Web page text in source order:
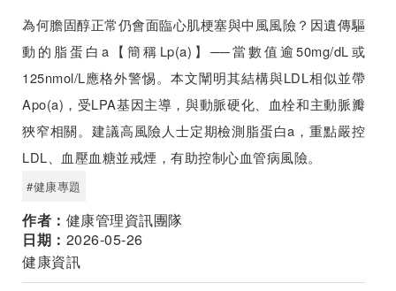
為何膽固醇正常仍會面臨心肌梗塞與中風風險？因遺傳驅
動的脂蛋白a【簡稱Lp(a)】──當數值逾50mg/dL或
125nmol/L應格外警惕。本文闡明其結構與LDL相似並帶
Apo(a)，受LPA基因主導，與動脈硬化、血栓和主動脈瓣
狹窄相關。建議高風險人士定期檢測脂蛋白a，重點嚴控
LDL、血壓血糖並戒煙，有助控制心血管病風險。
#健康專題
作者： 健康管理資訊團隊
日期： 2026-05-26
健康資訊